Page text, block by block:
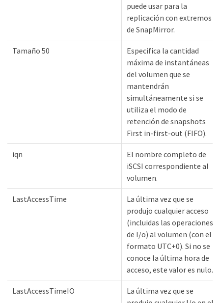
puede usar para la
replicación con extremos
de SnapMirror.
Tamaño 50
Especifica la cantidad
máxima de instantáneas
del volumen que se
mantendrán
simultáneamente si se
utiliza el modo de
retención de snapshots
First in-first-out (FIFO).
iqn
El nombre completo de
iSCSI correspondiente al
volumen.
LastAccessTime
La última vez que se
produjo cualquier acceso
(incluidas las operaciones
de I/o) al volumen (con el
formato UTC+0). Si no se
conoce la última hora de
acceso, este valor es nulo.
LastAccessTimeIO
La última vez que se